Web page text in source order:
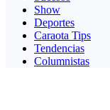
Show
Deportes
Caraota Tips
Tendencias
Columnistas